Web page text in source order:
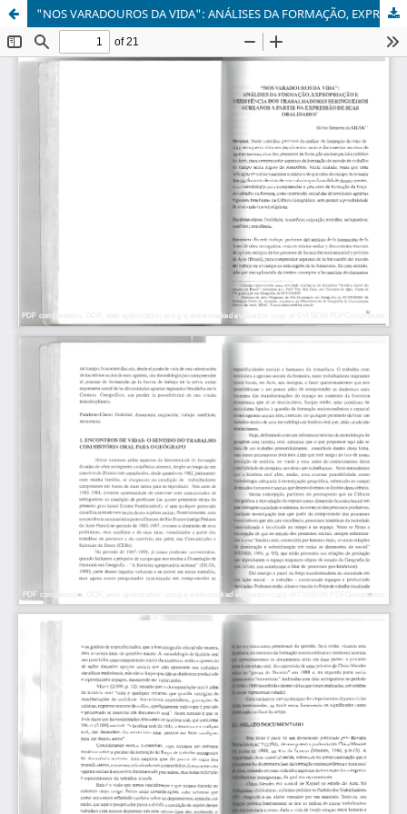
"NOS VARADOUROS DA VIDA": ANÁLISES DA FORMAÇÃO, EXPROPRIAÇÃO E RESINSISTÊNCIA DOS TRABALHADORES SERINGUEIROS ACREANOS A PARTIR DA EXPRESSÃO DE SUAS ORALIDADES